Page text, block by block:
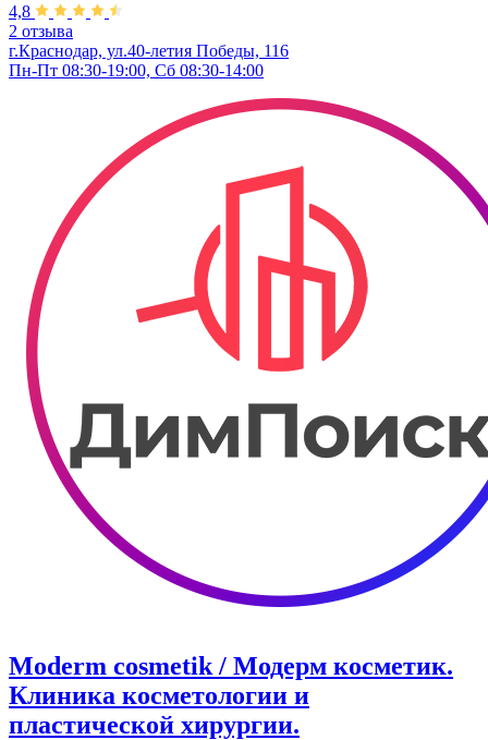
4,8
2 отзыва
г.Краснодар, ул.40-летия Победы, 116
Пн-Пт 08:30-19:00, Сб 08:30-14:00
Moderm cosmetik / Модерм косметик.
Клиника косметологии и
пластической хирургии.